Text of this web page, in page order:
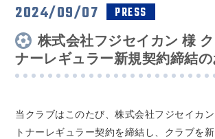
2024/09/07 PRESS
株式会社フジセイカン 様
ナーレギュラー新規契約締結
当クラブはこのたび、株式会社フジセイカン
トナーレギュラー契約を締結し、クラブを